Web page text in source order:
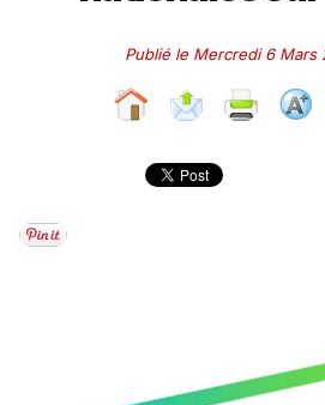
Publié le Mercredi 6 Mars